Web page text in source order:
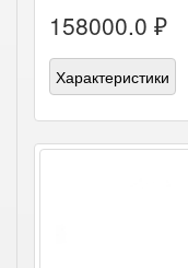
158000.0 ₽
Характеристики